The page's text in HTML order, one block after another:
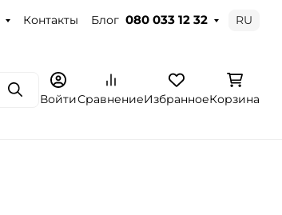
Контакты Блог 080 033 12 32 RU
ПоискВойтиСравнениеИзбранноеКорзина